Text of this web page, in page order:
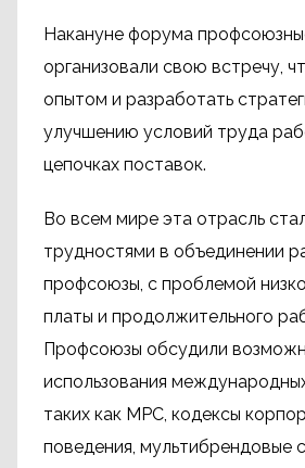
Накануне форума
организовали свою встречу,
опытом и разработать
улучшению условий труда
цепочках поставок.
Во всем мире эта отрасль
трудностями в объединении
профсоюзы, с проблемой
платы и продолжительного
Профсоюзы обсудили
использования
таких как МРС, кодексы
поведения, мультибрендовые